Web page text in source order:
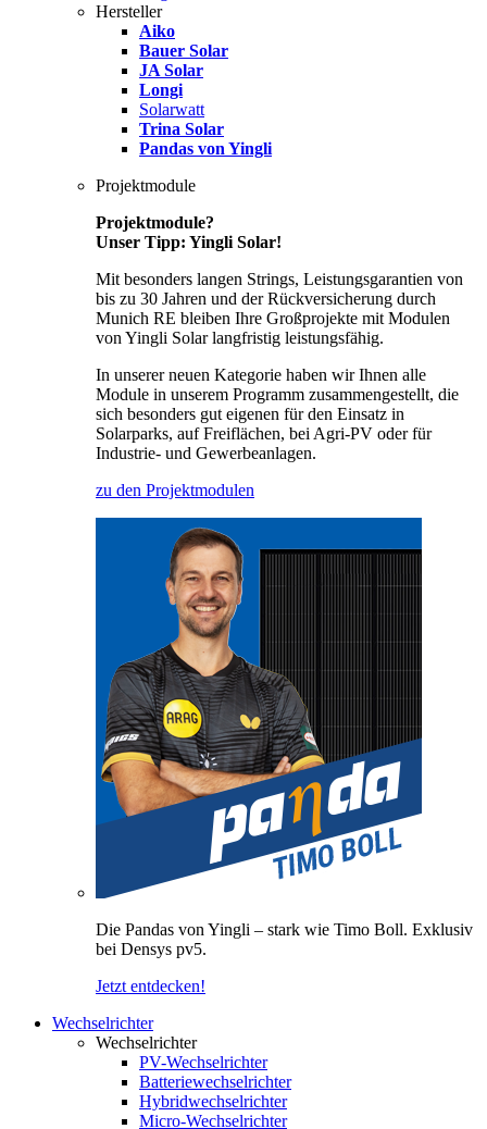
Hersteller
Aiko
Bauer Solar
JA Solar
Longi
Solarwatt
Trina Solar
Pandas von Yingli
Projektmodule
Projektmodule?
Unser Tipp: Yingli Solar!
Mit besonders langen Strings, Leistungsgarantien von
bis zu 30 Jahren und der Rückversicherung durch
Munich RE bleiben Ihre Großprojekte mit Modulen
von Yingli Solar langfristig leistungsfähig.
In unserer neuen Kategorie haben wir Ihnen alle
Module in unserem Programm zusammengestellt, die
sich besonders gut eigenen für den Einsatz in
Solarparks, auf Freiflächen, bei Agri-PV oder für
Industrie- und Gewerbeanlagen.
zu den Projektmodulen
Die Pandas von Yingli – stark wie Timo Boll. Exklusiv
bei Densys pv5.
Jetzt entdecken!
Wechselrichter
Wechselrichter
PV-Wechselrichter
Batteriewechselrichter
Hybridwechselrichter
Micro-Wechselrichter